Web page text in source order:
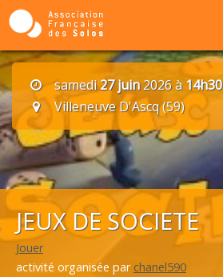
samedi27 juin2026 à14h30
Villeneuve D'Ascq (59)
JEUX DE SOCIETE
Jouer
activité organisée par chanel590